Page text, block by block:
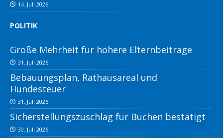
14. Juli 2026
POLITIK
Große Mehrheit für höhere Elternbeiträge
31. Juli 2026
Bebauungsplan, Rathausareal und
Hundesteuer
31. Juli 2026
Sicherstellungszuschlag für Buchen bestätigt
30. Juli 2026